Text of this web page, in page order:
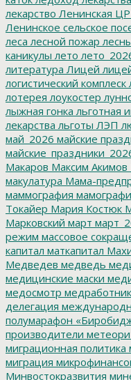
лекарство Ленинская
Ленинское сельское
леса лесной пожар
каникулы лето
литература Лицей
логистический комплеск
лотерея лоукостер
лыжная гонка льготная
лекарства льготы ЛЭП
май_2026 майские
Макаров Максим Акимов
макулатура Мама-
маммография
Токайер Мария Костюк
Марковский март
режим массовое
капитал маткапитал
Медведев медведь
медицинские маски
медосмотр
делегация
полумарафон
производители
миграционная политика
миграция
Минвостокразвития